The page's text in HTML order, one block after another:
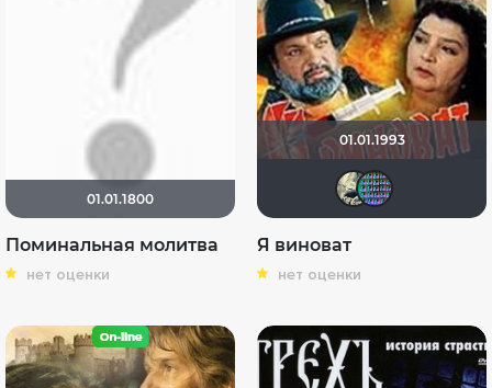
01.01.1800
Поминальная молитва
нет оценки
01.01.1993
Я виноват
нет оценки